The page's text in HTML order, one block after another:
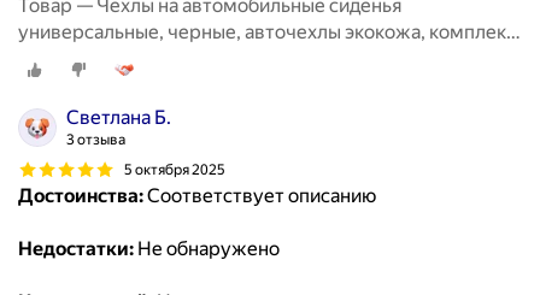
Товар — Чехлы на автомобильные сиденья
универсальные, черные, авточехлы экокожа, комплект
на весь салон машины кожаные 11 шт
Светлана Б.
3 отзыва
5 октября 2025
Достоинства:Соответствует описанию
Недостатки: Не обнаружено